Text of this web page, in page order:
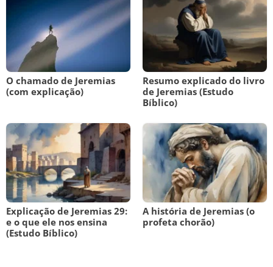
O chamado de Jeremias
(com explicação)
Resumo explicado do livro
de Jeremias (Estudo
Bíblico)
Explicação de Jeremias 29:
e o que ele nos ensina
(Estudo Bíblico)
A história de Jeremias (o
profeta chorão)